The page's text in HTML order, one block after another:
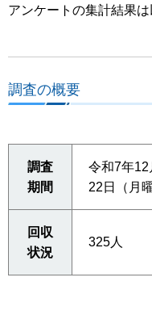
アンケートの集計結果は
調査の概要
調査
期間
令和7年12
22日（月
回収
状況
325人